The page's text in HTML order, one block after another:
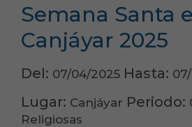
Semana Santa
Canjáyar 2025
Del: 07/04/2025 Hasta:
Lugar: Canjáyar Periodo:
Religiosas